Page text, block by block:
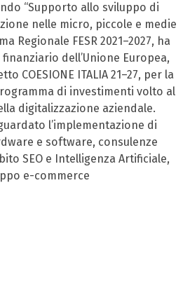
“Supporto allo sviluppo di
nelle micro, piccole e medie
Regionale FESR 2021–2027, ha
dell’Unione Europea,
COESIONE ITALIA 21–27, per la
di investimenti volto al
digitalizzazione aziendale.
l’implementazione di
e software, consulenze
SEO e Intelligenza Artificiale,
e-commerce